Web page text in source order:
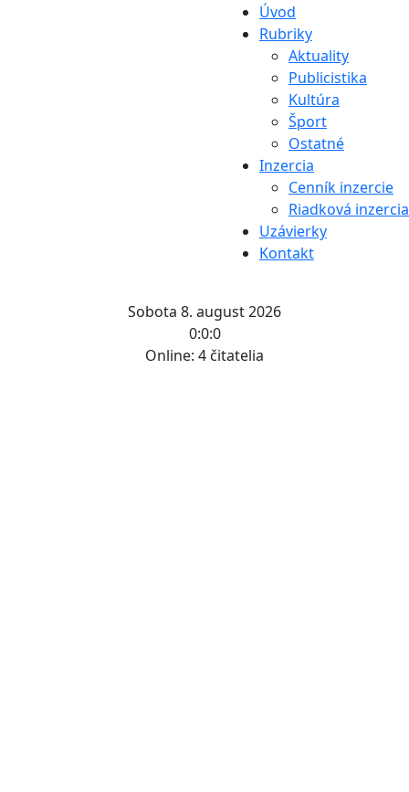
Úvod
Rubriky
Aktuality
Publicistika
Kultúra
Šport
Ostatné
Inzercia
Cenník inzercie
Riadková inzercia
Uzávierky
Kontakt
Sobota 8. august 2026
0:0:0
Online: 4 čitatelia